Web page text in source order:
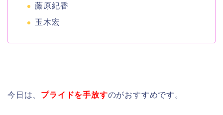
藤原紀香
玉木宏
今日は、 プライドを手放すのがおすすめです。